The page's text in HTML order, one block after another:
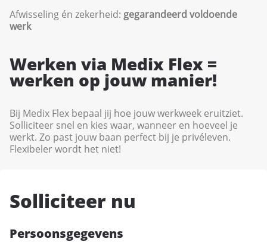
Afwisseling én zekerheid: gegarandeerd voldoende
werk
Werken via Medix Flex =
werken op jouw manier!
Bij Medix Flex bepaal jij hoe jouw werkweek eruitziet.
Solliciteer snel en kies waar, wanneer en hoeveel je
werkt. Zo past jouw baan perfect bij je privéleven.
Flexibeler wordt het niet!
Solliciteer nu
Persoonsgegevens